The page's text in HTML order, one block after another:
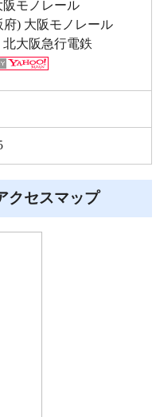
阪モノレール
府) 大阪モノレール
大阪急行電鉄
クセスマップ